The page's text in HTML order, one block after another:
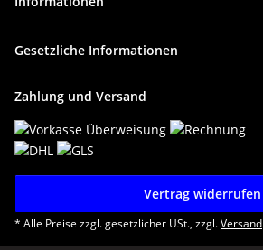
Gesetzliche Informationen
Zahlung und Versand
Vertrag widerrufen
* Alle Preise zzgl. gesetzlicher USt., zzgl.Versand